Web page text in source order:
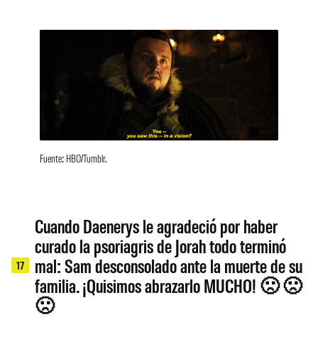
Fuente: HBO/Tumblr.
17
Cuando Daenerys le agradeció por haber
curado la psoriagris de Jorah todo terminó
mal: Sam desconsolado ante la muerte de su
familia. ¡Quisimos abrazarlo MUCHO! 🙁 🙁
🙁